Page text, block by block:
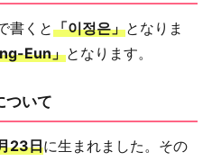
書くと「이정은」となりま
Eun」となります。
ついて
23日に生まれました。その